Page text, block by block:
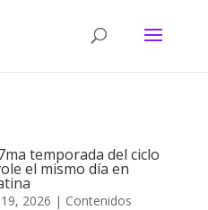
temporada del ciclo
el mismo día en
2026 | Contenidos